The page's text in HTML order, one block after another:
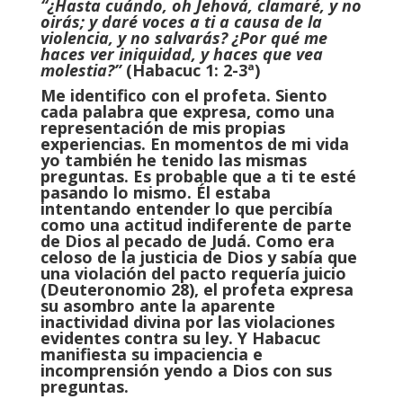
“¿Hasta cuándo, oh Jehová, clamaré, y no
oirás; y daré voces a ti a causa de la
violencia, y no salvarás? ¿Por qué me
haces ver iniquidad, y haces que vea
molestia?” (Habacuc 1: 2-3ª)
Me identifico con el profeta. Siento
cada palabra que expresa, como una
representación de mis propias
experiencias. En momentos de mi vida
yo también he tenido las mismas
preguntas. Es probable que a ti te esté
pasando lo mismo. Él estaba
intentando entender lo que percibía
como una actitud indiferente de parte
de Dios al pecado de Judá. Como era
celoso de la justicia de Dios y sabía que
una violación del pacto requería juicio
(Deuteronomio 28), el profeta expresa
su asombro ante la aparente
inactividad divina por las violaciones
evidentes contra su ley. Y Habacuc
manifiesta su impaciencia e
incomprensión yendo a Dios con sus
preguntas.